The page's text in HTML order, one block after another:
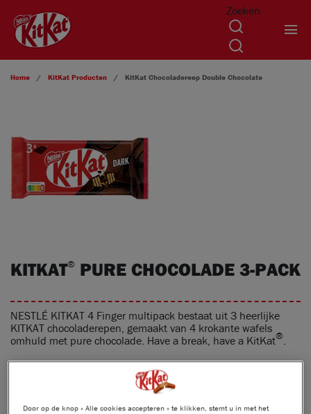
Zoeken
Home KitKat Producten KitKat Chocoladereep Double Chocolate
KITKAT® PURE CHOCOLADE 3-PACK
NESTLÉ KITKAT 4 Finger multipack bestaat uit 3 heerlijke
KITKAT chocoladerepen, gemaakt van 4 krokante wafels
omhuld met pure chocolade. Have a break, have a KitKat®.
Door op de knop « Alle cookies accepteren » te klikken, stemt u in met het